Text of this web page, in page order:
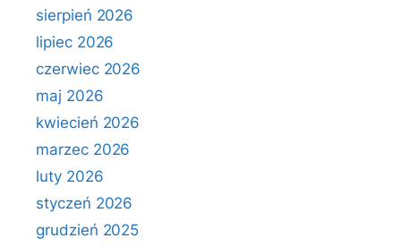
sierpień 2026
lipiec 2026
czerwiec 2026
maj 2026
kwiecień 2026
marzec 2026
luty 2026
styczeń 2026
grudzień 2025